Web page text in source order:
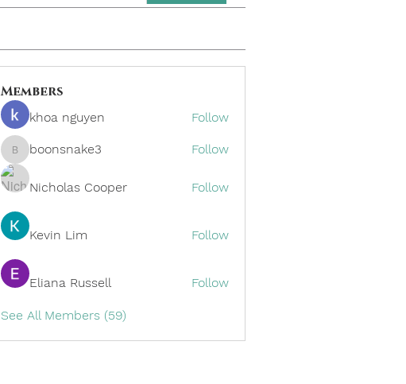
Members
khoa nguyen Follow
boonsnake3
boonsnake3 Follow
Nicholas Cooper Follow
Kevin Lim Follow
Eliana Russell Follow
See All Members (59)